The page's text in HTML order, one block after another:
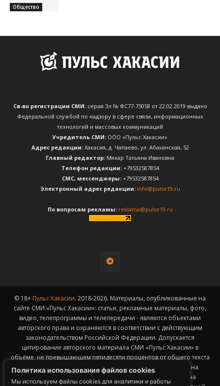
Политика использования файлов cookies
Мы используем файлы cookies для аналитики и работы
Общество
Св-во регистрации СМИ:серия Эл № ФС77-75058 от 22.02.2019 выдано
Федеральной службой по надзору в сфере связи, информационных
технологий и массовых коммуникаций
Учредитель СМИ: ООО «Пульс Хакасии»
Адрес редакции:Хакасия, д. Чапаево, ул. Абаканская, 52
Главный редактор: Мяхар Татьяна Ивановна
Телефон редакции:+79532587854
CМС, мессенджеры:+79532587854
Электронный адрес редакции: info@pulse19.ru
По вопросам рекламы: reklama@pulse19.ru
© 18+ Пульс Хакасии. 2018-2026. Материалы, опубликованные на
сайте СМИ «Пульс Хакасии»: статьи, рекламные материалы, фото,
видео, телепрограммы и телепередачи - являются объектами
авторского права и охраняются в соответствии с действующим
законодательством Российской Федерации. Допускается
цитирование авторского материала СМИ «Пульс Хакасии» в
объёме, не превышающем пятидесяти процентов от общего текста
публикации с обязательным размещением гиперссылки на
страницу заимствования материала. Гиперссылка должна